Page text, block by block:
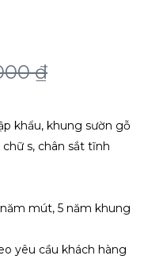
₫
khẩu, khung sườn gỗ
s, chân sắt tĩnh
mút, 5 năm khung
yêu cầu khách hàng